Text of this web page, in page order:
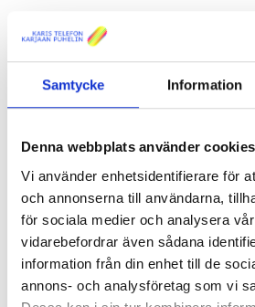
Samtycke Information
Denna webbplats använder cookies
Vi använder enhetsidentifierare för
och annonserna till användarna,
för sociala medier och analysera
vidarebefordrar även sådana
information från din enhet till de
annons- och analysföretag som vi
ALLA NYHETER
BESTÄLL VÅRT NYHETSBREV
Viaplay förnyar
namn i Finland
Nyheter Publicerad 12.08.2025
Viaplay uppdaterar namnen på sina
2025. Förändringen innebär att Viaplay
direkt i de lokala TV-kanalerna.